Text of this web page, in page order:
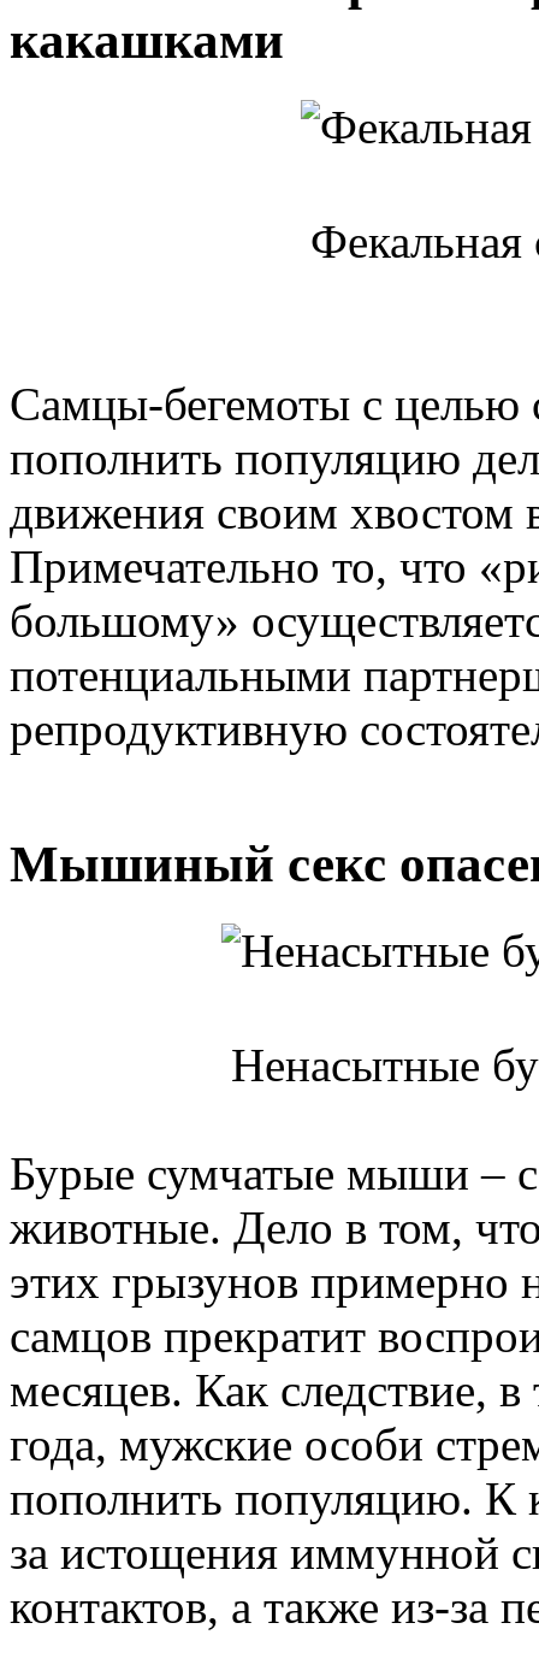
какашками
Фекальная
Самцы-бегемоты с целью
пополнить популяцию
движения своим хвостом
Примечательно то, что
большому»
потенциальными
репродуктивную
Мышиный секс
Ненасытные
Бурые сумчатые мыши –
животные. Дело в том,
этих грызунов примерно
самцов прекратит
месяцев. Как следствие,
года, мужские особи
пополнить популяцию. К
за истощения иммунной
контактов, а также из-за